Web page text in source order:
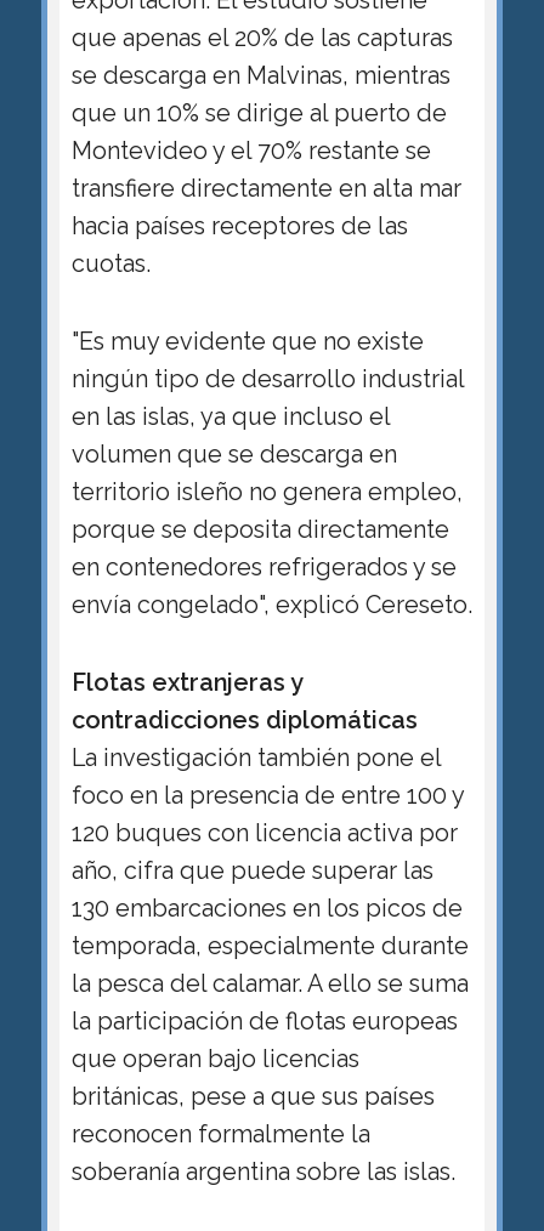
que apenas el 20% de las capturas
se descarga en Malvinas, mientras
que un 10% se dirige al puerto de
Montevideo y el 70% restante se
transfiere directamente en alta mar
hacia países receptores de las
cuotas.
"Es muy evidente que no existe
ningún tipo de desarrollo industrial
en las islas, ya que incluso el
volumen que se descarga en
territorio isleño no genera empleo,
porque se deposita directamente
en contenedores refrigerados y se
envía congelado", explicó Cereseto.
Flotas extranjeras y
contradicciones diplomáticas
La investigación también pone el
foco en la presencia de entre 100 y
120 buques con licencia activa por
año, cifra que puede superar las
130 embarcaciones en los picos de
temporada, especialmente durante
la pesca del calamar. A ello se suma
la participación de flotas europeas
que operan bajo licencias
británicas, pese a que sus países
reconocen formalmente la
soberanía argentina sobre las islas.